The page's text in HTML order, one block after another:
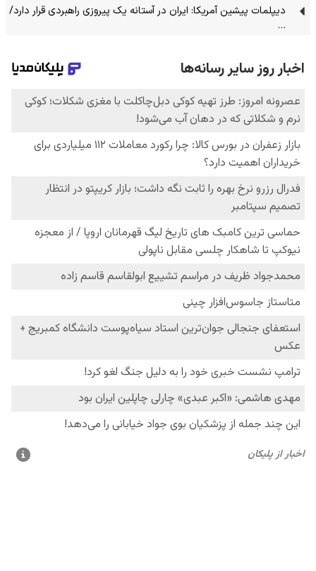
دیپلمات پیشین آمریکا: ایران در آستانه یک پیروزی راهبردی قرار دارد/
…